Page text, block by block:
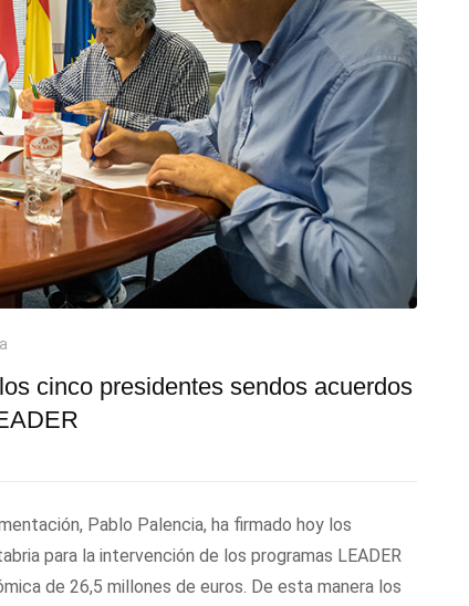
cinco presidentes sendos acuerdos
Pablo Palencia, ha firmado hoy los
para la intervención de los programas LEADER
de 26,5 millones de euros. De esta manera los